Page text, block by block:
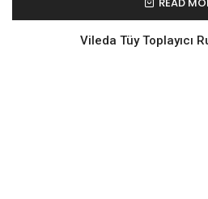
Vileda Tüy Toplayıcı